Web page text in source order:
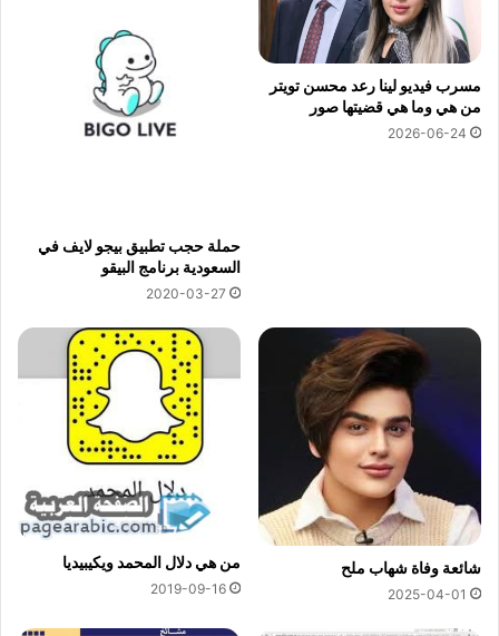
مسرب فيديو لينا رعد محسن تويتر
من هي وما هي قضيتها صور
2026-06-24
حملة حجب تطبيق بيجو لايف في
السعودية برنامج البيقو
2020-03-27
شائعة وفاة شهاب ملح
2025-04-01
من هي دلال المحمد ويكيبيديا
2019-09-16